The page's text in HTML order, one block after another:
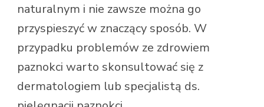
naturalnym i nie zawsze można go
przyspieszyć w znaczący sposób. W
przypadku problemów ze zdrowiem
paznokci warto skonsultować się z
dermatologiem lub specjalistą ds.